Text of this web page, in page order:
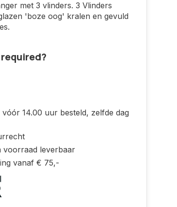
met 3 vlinders. 3 Vlinders
'boze oog' kralen en gevuld
vóór 14.00 uur besteld, zelfde dag
voorraad leverbaar
vanaf € 75,-